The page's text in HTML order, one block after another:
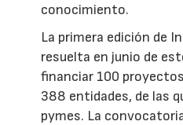
conocimiento.
La primera edición de
resuelta en junio de
financiar 100
388 entidades, de las
pymes. La